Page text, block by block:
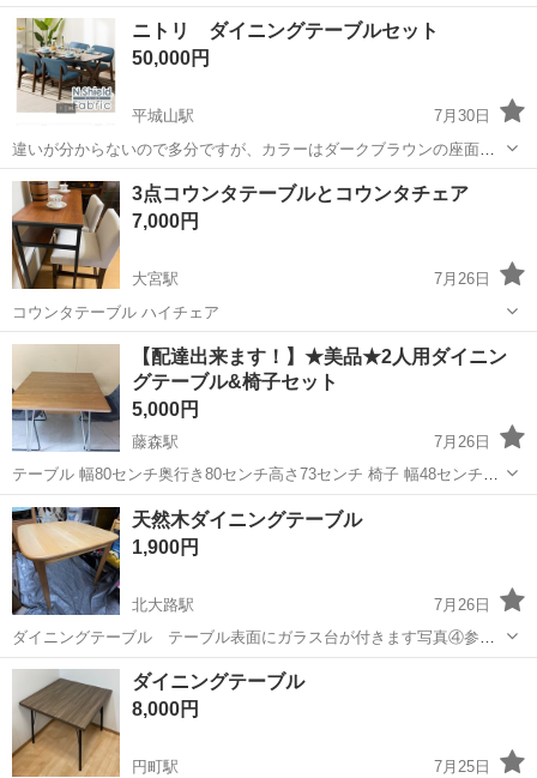
ニトリ ダイニングテーブルセット
50,000円
平城山駅
7月30日
違いが分からないので多分ですが、カラーはダークブラウンの座面が
青の物です。 旧モデルの方だと思います。 時間のある時に片付けて、
座面の小さいシミ等のまた細かい画像付け加えます。 3年半程使用し
た物で 使用感、決まった位置...
京都 木津川市 平城山駅 テーブル テーブルセット
3点コウンタテーブルとコウンタチェア
7,000円
大宮駅
7月26日
コウンタテーブル ハイチェア
京都 京都市 大宮駅 テーブル
【配達出来ます！】★美品★2人用ダイニン
グテーブル&椅子セット
5,000円
藤森駅
7月26日
テーブル 幅80センチ奥行き80センチ高さ73センチ 椅子 幅48センチ奥
行き53センチ高さ83センチ(座面の高さ48センチ) 中古品ですが、結構
キレイです お渡しは、伏見区深草西浦町となります 配達ご希望の方
は、京都市内...
京都 京都市 藤森駅 テーブル ダイニング
天然木ダイニングテーブル
1,900円
北大路駅
7月26日
ダイニングテーブル テーブル表面にガラス台が付きます写真④参照
およそ 正方形80×80×69.5脚の下にネジが着いていて少しだけ高くで
きます。 足は解体済みですナットとネジもワッシャーでつけれます。
しっかりとしたダイニ...
京都 京都市 北大路駅 テーブル
ダイニングテーブル
8,000円
円町駅
7月25日